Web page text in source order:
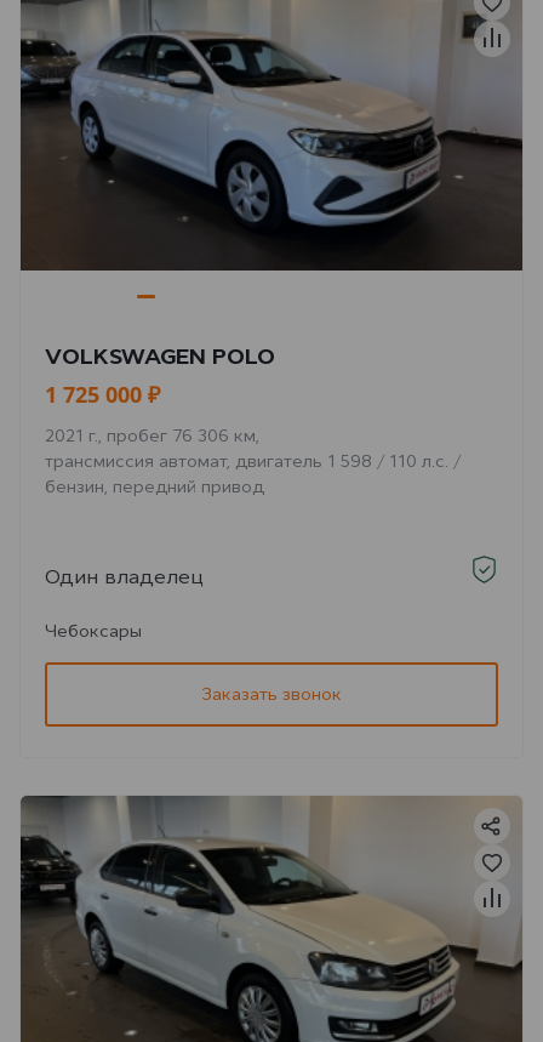
VOLKSWAGEN POLO
1 725 000 ₽
2021 г., пробег 76 306 км,
трансмиссия автомат, двигатель 1 598 / 110 л.с. /
бензин, передний привод
Один владелец
Чебоксары
Заказать звонок